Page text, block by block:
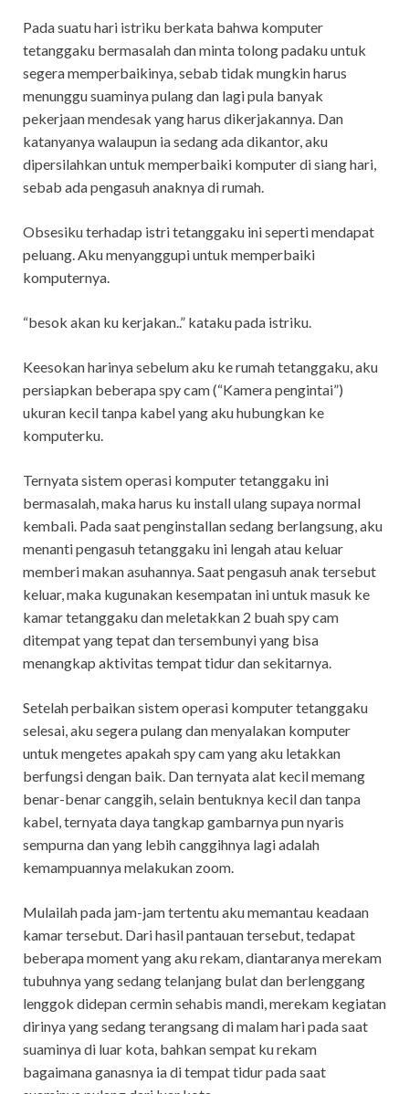
Pada suatu hari istriku berkata bahwa komputer
tetanggaku bermasalah dan minta tolong padaku untuk
segera memperbaikinya, sebab tidak mungkin harus
menunggu suaminya pulang dan lagi pula banyak
pekerjaan mendesak yang harus dikerjakannya. Dan
katanyanya walaupun ia sedang ada dikantor, aku
dipersilahkan untuk memperbaiki komputer di siang hari,
sebab ada pengasuh anaknya di rumah.
Obsesiku terhadap istri tetanggaku ini seperti mendapat
peluang. Aku menyanggupi untuk memperbaiki
komputernya.
“besok akan ku kerjakan..” kataku pada istriku.
Keesokan harinya sebelum aku ke rumah tetanggaku, aku
persiapkan beberapa spy cam (“Kamera pengintai”)
ukuran kecil tanpa kabel yang aku hubungkan ke
komputerku.
Ternyata sistem operasi komputer tetanggaku ini
bermasalah, maka harus ku install ulang supaya normal
kembali. Pada saat penginstallan sedang berlangsung, aku
menanti pengasuh tetanggaku ini lengah atau keluar
memberi makan asuhannya. Saat pengasuh anak tersebut
keluar, maka kugunakan kesempatan ini untuk masuk ke
kamar tetanggaku dan meletakkan 2 buah spy cam
ditempat yang tepat dan tersembunyi yang bisa
menangkap aktivitas tempat tidur dan sekitarnya.
Setelah perbaikan sistem operasi komputer tetanggaku
selesai, aku segera pulang dan menyalakan komputer
untuk mengetes apakah spy cam yang aku letakkan
berfungsi dengan baik. Dan ternyata alat kecil memang
benar-benar canggih, selain bentuknya kecil dan tanpa
kabel, ternyata daya tangkap gambarnya pun nyaris
sempurna dan yang lebih canggihnya lagi adalah
kemampuannya melakukan zoom.
Mulailah pada jam-jam tertentu aku memantau keadaan
kamar tersebut. Dari hasil pantauan tersebut, tedapat
beberapa moment yang aku rekam, diantaranya merekam
tubuhnya yang sedang telanjang bulat dan berlenggang
lenggok didepan cermin sehabis mandi, merekam kegiatan
dirinya yang sedang terangsang di malam hari pada saat
suaminya di luar kota, bahkan sempat ku rekam
bagaimana ganasnya ia di tempat tidur pada saat